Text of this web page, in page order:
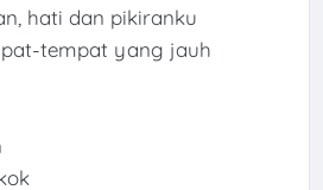
hati dan pikiranku
tempat yang jauh